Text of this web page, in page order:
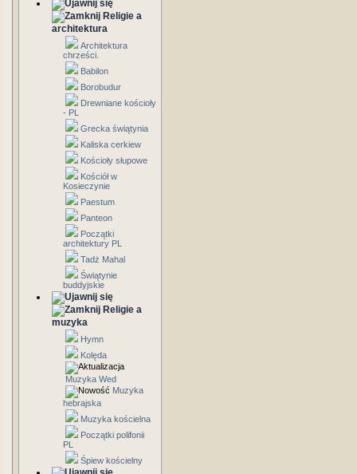
Religie a
architektura
Architektura
chrześci.
Babilon
Borobudur
Drewniane kościoły
- PL
Grecka świątynia
Kaliska cerkiew
Kościoły słupowe
Kościół w
Kosieczynie
Paestum
Panteon
Początki
architektury PL
Tadż Mahal
Świątynie
buddyjskie
Religie a
muzyka
Hymn
Kolęda
Muzyka Wed
Muzyka
hebrajska
Muzyka kościelna
Początki polifonii
PL
Śpiew kościelny